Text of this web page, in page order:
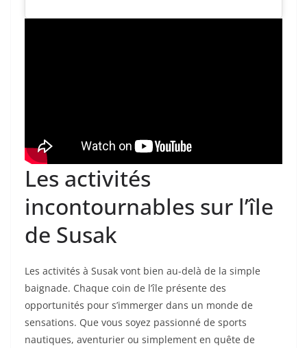
Les activités
incontournables sur l’île
de Susak
Les activités à Susak vont bien au-delà de la simple
baignade. Chaque coin de l’île présente des
opportunités pour s’immerger dans un monde de
sensations. Que vous soyez passionné de sports
nautiques, aventurier ou simplement en quête de